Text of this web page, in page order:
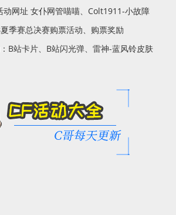
动网址 女仆网管喵喵、Colt1911-小故障
夏季赛总决赛购票活动、购票奖励
B站卡片、B站闪光弹、雷神-蓝风铃皮肤